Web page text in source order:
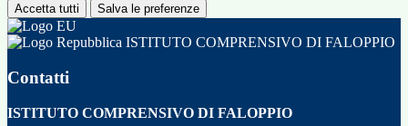
Accetta tutti Salva le preferenze
ISTITUTO COMPRENSIVO DI FALOPPIO
Contatti
ISTITUTO COMPRENSIVO DI FALOPPIO